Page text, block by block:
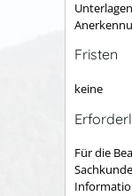
Fristen
keine
Für die